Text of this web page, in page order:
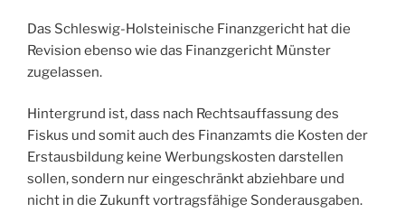
Das Schleswig-Holsteinische Finanzgericht hat die
Revision ebenso wie das Finanzgericht Münster
zugelassen.
Hintergrund ist, dass nach Rechtsauffassung des
Fiskus und somit auch des Finanzamts die Kosten der
Erstausbildung keine Werbungskosten darstellen
sollen, sondern nur eingeschränkt abziehbare und
nicht in die Zukunft vortragsfähige Sonderausgaben.